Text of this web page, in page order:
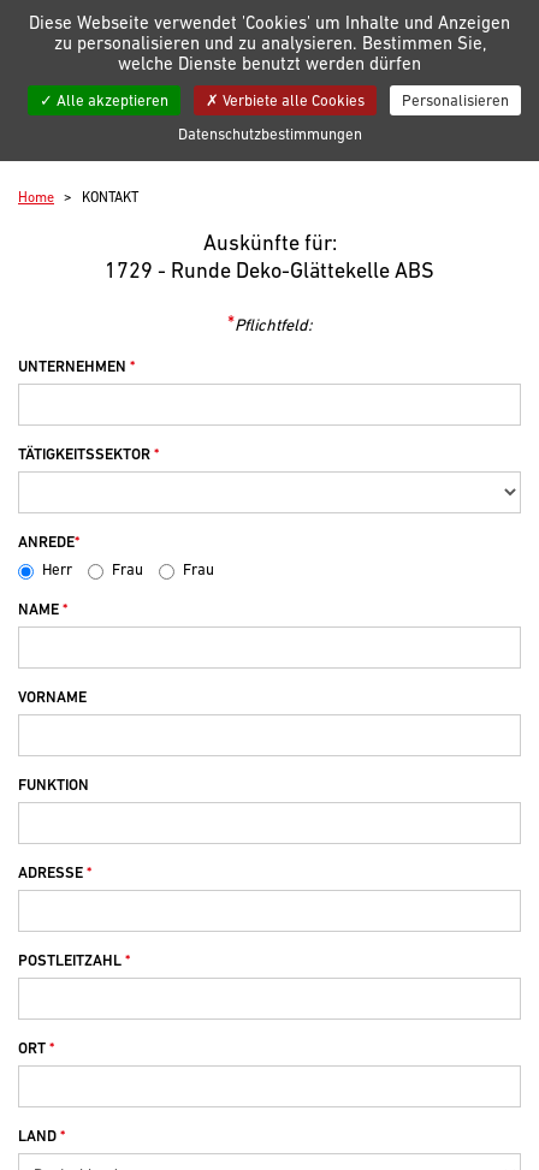
Meine Listen
Home KONTAKT
Auskünfte für:
1729 - Runde Deko-Glättekelle ABS
*Pflichtfeld:
UNTERNEHMEN
TÄTIGKEITSSEKTOR
ANREDE
Herr
Frau Frau
NAME
VORNAME
FUNKTION
ADRESSE
POSTLEITZAHL
ORT
LAND
Diese Webseite verwendet 'Cookies' um Inhalte und Anzeigen
zu personalisieren und zu analysieren. Bestimmen Sie,
welche Dienste benutzt werden dürfen
Alle akzeptieren Verbiete alle Cookies
Personalisieren
Datenschutzbestimmungen